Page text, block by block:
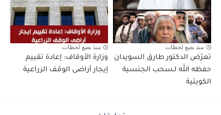
منذ بضع لحظات
تعرّض الدكتور طارق السويدان
حفظه الله لـسحب الجنسية
الكويتية
منذ بضع لحظات
وزارة الأوقاف: إعادة تقييم
إيجار أراضى الوقف الزراعية